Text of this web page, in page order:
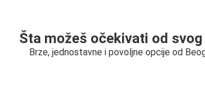
Šta možeš očekivati od
Brze, jednostavne i povoljne opcije od